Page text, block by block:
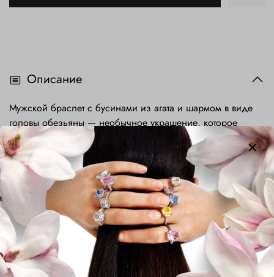
Описание
Мужской браслет с бусинами из агата и шармом в виде
головы обезьяны — необычное украшение, которое
сочетает в себе силу природных материалов и
современные дизайнерские идеи. Голова обезьяны
символизирует творческий подход, высокий интеллект,
ловкость и физическую силу. Браслет идеально подходит
для повседневной носки и может сочетаться с
различными стилями — от casual до urban. Он станет
отличным дополнением к вашему гардеробу, подчеркнет
вашу уверенность и стиль. Идеален в качестве подарка
для близкого человека, друга или харизматичной
личности.